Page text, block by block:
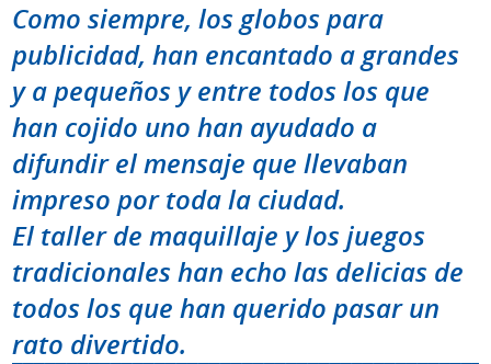
Como siempre, los globos para
publicidad, han encantado a grandes
y a pequeños y entre todos los que
han cojido uno han ayudado a
difundir el mensaje que llevaban
impreso por toda la ciudad.
El taller de maquillaje y los juegos
tradicionales han echo las delicias de
todos los que han querido pasar un
rato divertido.